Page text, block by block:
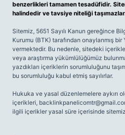
benzerlikleri tamamen tesadüfidir.
halindedir ve tavsiye niteliği
Sitemiz, 5651 Sayılı Kanun gereğince
Kurumu (BTK) tarafından onaylanmış bir
vermektedir. Bu nedenle, sitedeki
veya araştırma yükümlülüğümüz
yazdıkları içeriklerin sorumluluğunu
bu sorumluluğu kabul etmiş sayılırlar.
Hukuka ve yasal düzenlemelere aykırı
içerikleri,
ilgili içerikler yasal süre içerisinde